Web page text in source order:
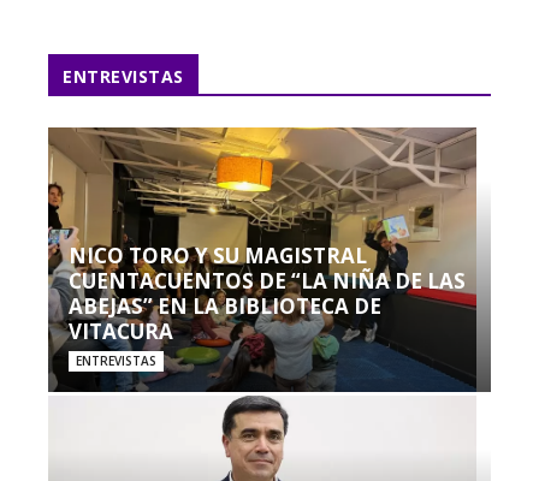
ENTREVISTAS
NICO TORO Y SU MAGISTRAL
CUENTACUENTOS DE “LA NIÑA DE LAS
ABEJAS” EN LA BIBLIOTECA DE
VITACURA
ENTREVISTAS